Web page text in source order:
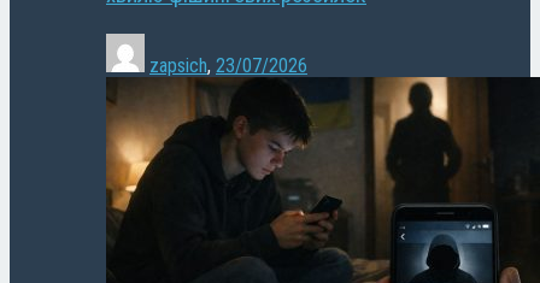
zapsich, 23/07/2026